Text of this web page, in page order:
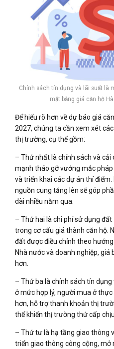
Chính sách tín dụng và lãi suất là
mặt bằng giá căn hộ
Để hiểu rõ hơn về dự báo giá
2027, chúng ta cần xem xét
thị trường, cụ thể gồm:
– Thứ nhất là chính sách và cải
mạnh tháo gỡ vướng mắc
và triển khai các dự án thí
nguồn cung tăng lên sẽ góp
dài nhiều năm qua.
– Thứ hai là chi phí sử dụng
trong cơ cấu giá thành căn hộ.
đất được điều chỉnh theo
Nhà nước và doanh nghiệp,
hơn.
– Thứ ba là chính sách tín
ở mức hợp lý, người mua ở
hơn, hỗ trợ thanh khoản thị
thể khiến thị trường thứ cấp
– Thứ tư là hạ tầng giao thông
triển giao thông công cộng, mở